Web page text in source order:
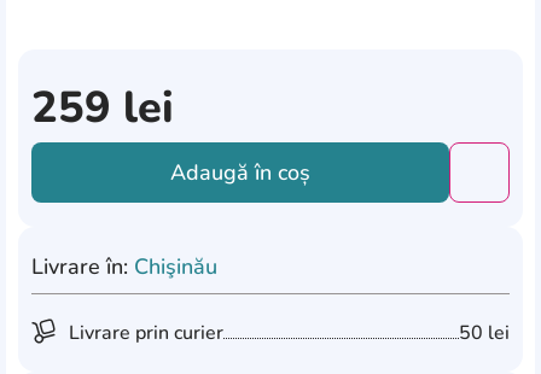
259 lei
Adaugă în coș
Livrare în: Chişinău
Livrare prin curier 50 lei